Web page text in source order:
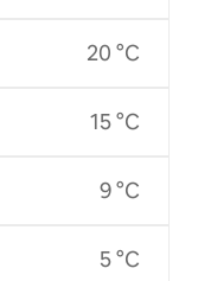
20 °C
15 °C
9 °C
5 °C